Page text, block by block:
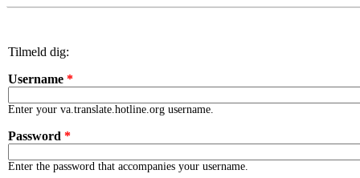
Tilmeld dig:
Username *
Enter your va.translate.hotline.org username.
Password *
Enter the password that accompanies your username.